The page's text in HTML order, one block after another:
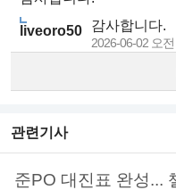
liveoro50 감사합니다.
2026-06-02 오
관련기사
준PO 대진표 완성...